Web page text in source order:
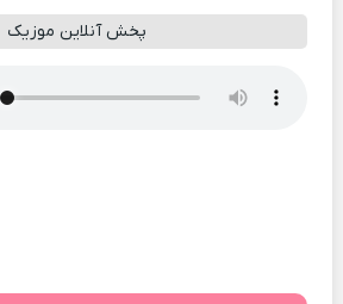
پخش آنلاین موزیک